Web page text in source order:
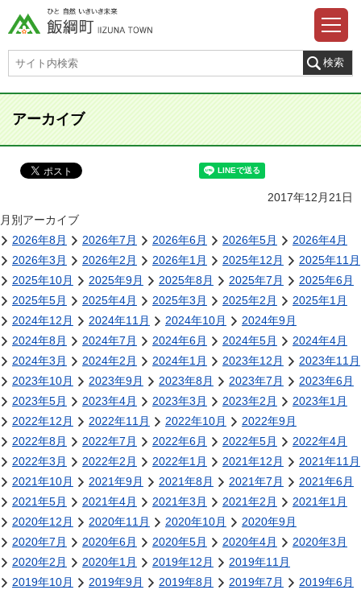
アーカイブ
2017年12月21日
月別アーカイブ
2026年8月
2026年7月 2026年6月 2026年5月
2026年4月
2026年3月
2026年2月 2026年1月 2025年12月
2025年11月
2025年10月
2025年9月 2025年8月 2025年7月
2025年6月
2025年5月
2025年4月 2025年3月 2025年2月
2025年1月
2024年12月
2024年11月 2024年10月
2024年9月
2024年8月
2024年7月 2024年6月 2024年5月
2024年4月
2024年3月
2024年2月 2024年1月 2023年12月
2023年11月
2023年10月
2023年9月 2023年8月 2023年7月
2023年6月
2023年5月
2023年4月 2023年3月 2023年2月
2023年1月
2022年12月
2022年11月 2022年10月
2022年9月
2022年8月
2022年7月 2022年6月 2022年5月
2022年4月
2022年3月
2022年2月 2022年1月 2021年12月
2021年11月
2021年10月
2021年9月 2021年8月 2021年7月
2021年6月
2021年5月
2021年4月 2021年3月 2021年2月
2021年1月
2020年12月
2020年11月 2020年10月
2020年9月
2020年7月
2020年6月 2020年5月 2020年4月
2020年3月
2020年2月
2020年1月 2019年12月
2019年11月
2019年10月
2019年9月 2019年8月 2019年7月
2019年6月